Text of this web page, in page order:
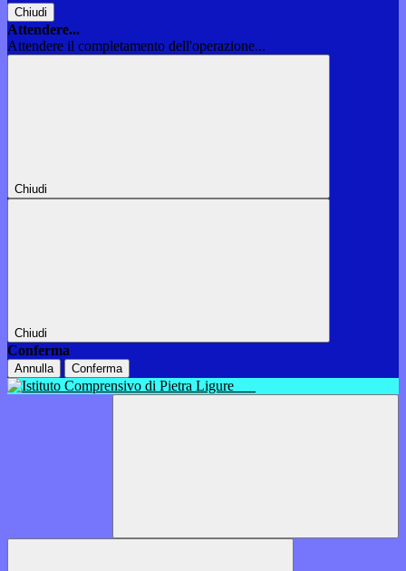
Chiudi
Attendere...
Attendere il completamento dell'operazione...
Chiudi
Chiudi
Conferma
Annulla Conferma